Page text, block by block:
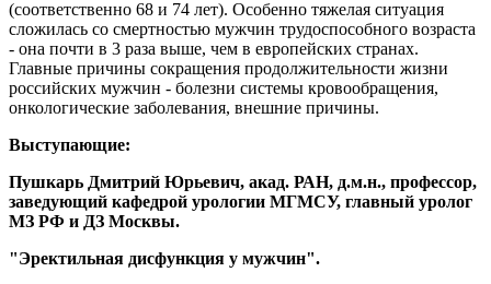
(соответственно 68 и 74 лет). Особенно тяжелая ситуация
сложилась со смертностью мужчин трудоспособного возраста
- она почти в 3 раза выше, чем в европейских странах.
Главные причины сокращения продолжительности жизни
российских мужчин - болезни системы кровообращения,
онкологические заболевания, внешние причины.
Выступающие:
Пушкарь Дмитрий Юрьевич, акад. РАН, д.м.н., профессор,
заведующий кафедрой урологии МГМСУ, главный уролог
МЗ РФ и ДЗ Москвы.
"Эректильная дисфункция у мужчин".